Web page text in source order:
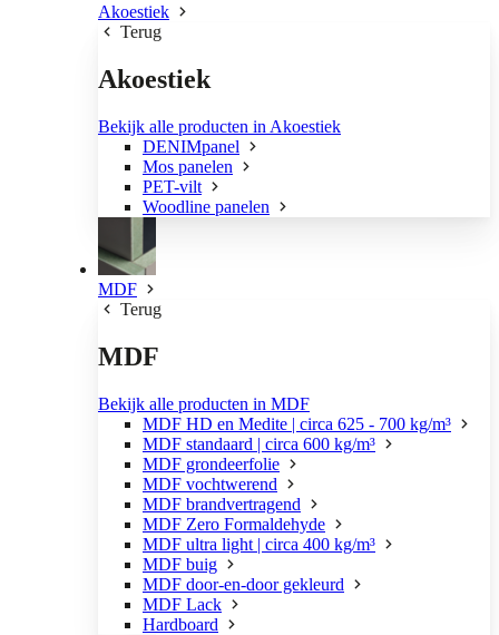
Akoestiek
Terug
Akoestiek
Bekijk alle producten in Akoestiek
DENIMpanel
Mos panelen
PET-vilt
Woodline panelen
MDF
Terug
MDF
Bekijk alle producten in MDF
MDF HD en Medite | circa 625 - 700 kg/m³
MDF standaard | circa 600 kg/m³
MDF grondeerfolie
MDF vochtwerend
MDF brandvertragend
MDF Zero Formaldehyde
MDF ultra light | circa 400 kg/m³
MDF buig
MDF door-en-door gekleurd
MDF Lack
Hardboard